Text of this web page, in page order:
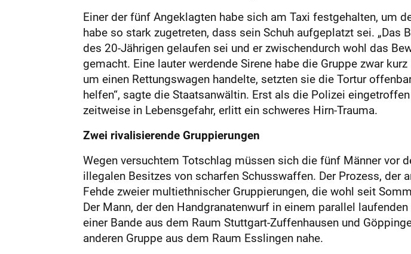
Einer der fünf Angeklagten habe sich am Taxi festgehalten, um
habe so stark zugetreten, dass sein Schuh aufgeplatzt sei.
des 20-Jährigen gelaufen sei und er zwischendurch wohl das
gemacht. Eine lauter werdende Sirene habe die Gruppe zwar
um einen Rettungswagen handelte, setzten sie die Tortur
helfen“, sagte die Staatsanwältin. Erst als die Polizei
zeitweise in Lebensgefahr, erlitt ein schweres Hirn-Trauma.
Zwei rivalisierende Gruppierungen
Wegen versuchtem Totschlag müssen sich die fünf Männer vor
illegalen Besitzes von scharfen Schusswaffen. Der Prozess,
Fehde zweier multiethnischer Gruppierungen, die wohl seit
Der Mann, der den Handgranatenwurf in einem parallel
einer Bande aus dem Raum Stuttgart-Zuffenhausen und
anderen Gruppe aus dem Raum Esslingen nahe.